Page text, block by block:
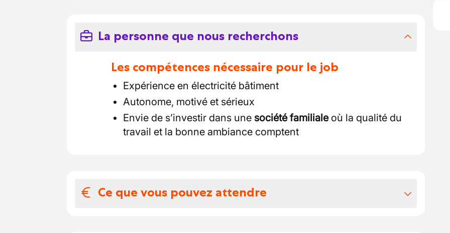
La personne que nous recherchons
Les compétences nécessaire pour le job
Expérience en électricité bâtiment
Autonome, motivé et sérieux
Envie de s’investir dans une société familialeoù la qualité du
travail et la bonne ambiance comptent
Ce que vous pouvez attendre